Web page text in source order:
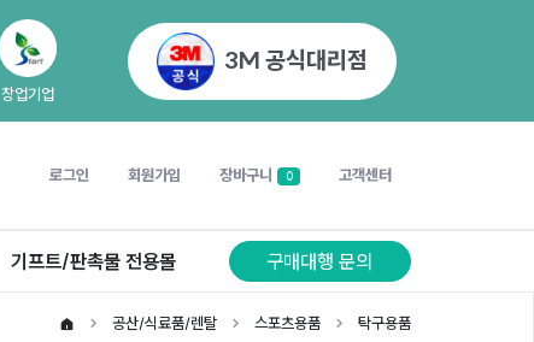
창업기업
3M 공식대리점
로그인 회원가입 장바구니 0 고객센터
기프트/판촉물 전용몰 구매대행 문의
공산/식료품/렌탈 스포츠용품 탁구용품